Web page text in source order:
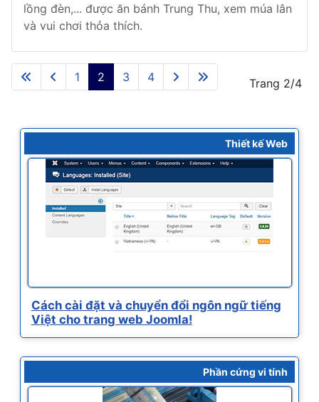
lồng đèn,... được ăn bánh Trung Thu, xem múa lân
và vui chơi thỏa thích.
Trang 2/4
1 2 3 4
Thiết kế Web
Cách cài đặt và chuyển đổi ngôn ngữ tiếng
Việt cho trang web Joomla!
Phần cứng vi tính